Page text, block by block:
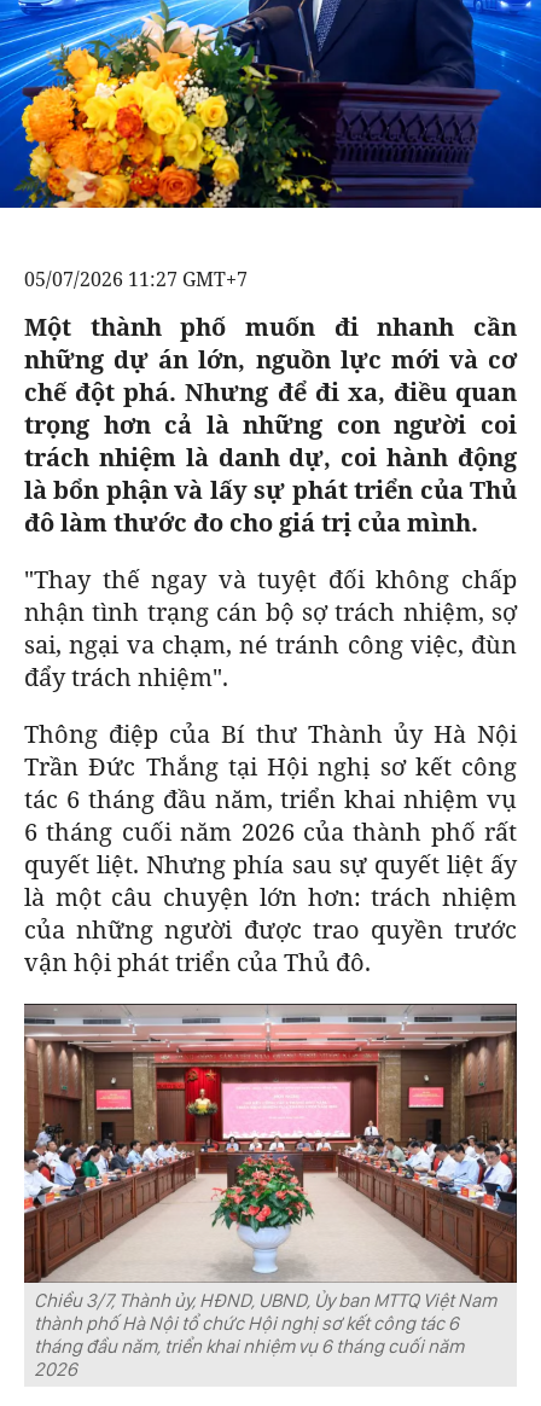
GOLF
CÁC CÚP CHÂU ÂU
KẾT QUẢ
BẢNG XẾP HẠNG
BÓNG ĐÁ
VĂN HÓA
GIẢI TRÍ
ĐỌC - XEM
DIỄN ĐÀN
CÔNG NGHIỆP VĂN HÓA
VĂN HÓA SỐNG KHỎE
NHỊP ĐẬP SỨC KHỎE
X-QUANG TIN ĐỒN
GIẢI TRÍ
PHIM
KBIZ
DU LỊCH
ĐIỂM ĐẾN
ẢNH
ẨM THỰC
TƯ VẤN
HIGHTECH
TIÊU ĐIỂM - SPOTLIGHT
BẠN CẦN BIẾT
INFOGRAPHIC
E-MAGAZINE
ẢNH
BÁO GIẤY
TRA CỨU PHƯỜNG XÃ
CỐNG HIẾN
TIỆN ÍCH
LIÊN HỆ QUẢNG CÁO
Hotline: 0981.119.189
Điện thoại: 024.38254756
MẠNG XÃ HỘI
05/07/2026 11:27 GMT+7
Một thành phố muốn đi nhanh cần
những dự án lớn, nguồn lực mới và cơ
chế đột phá. Nhưng để đi xa, điều quan
trọng hơn cả là những con người coi
trách nhiệm là danh dự, coi hành động
là bổn phận và lấy sự phát triển của Thủ
đô làm thước đo cho giá trị của mình.
"Thay thế ngay và tuyệt đối không chấp
nhận tình trạng cán bộ sợ trách nhiệm, sợ
sai, ngại va chạm, né tránh công việc, đùn
đẩy trách nhiệm".
Thông điệp của Bí thư Thành ủy Hà Nội
Trần Đức Thắng tại Hội nghị sơ kết công
tác 6 tháng đầu năm, triển khai nhiệm vụ
6 tháng cuối năm 2026 của thành phố rất
quyết liệt. Nhưng phía sau sự quyết liệt ấy
là một câu chuyện lớn hơn: trách nhiệm
của những người được trao quyền trước
vận hội phát triển của Thủ đô.
Chiều 3/7, Thành ủy, HĐND, UBND, Ủy ban MTTQ Việt Nam
thành phố Hà Nội tổ chức Hội nghị sơ kết công tác 6
tháng đầu năm, triển khai nhiệm vụ 6 tháng cuối năm
2026